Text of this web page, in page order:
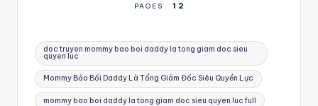
PAGES 1 2
Tags:
doc truyen mommy bao boi daddy la tong giam doc sieu
quyen luc
Mommy Bảo Bối Daddy Là Tổng Giám Đốc Siêu Quyền Lực
mommy bao boi daddy la tong giam doc sieu quyen luc full